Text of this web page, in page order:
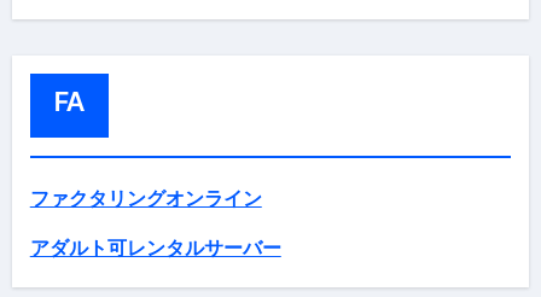
FA
ファクタリングオンライン
アダルト可レンタルサーバー